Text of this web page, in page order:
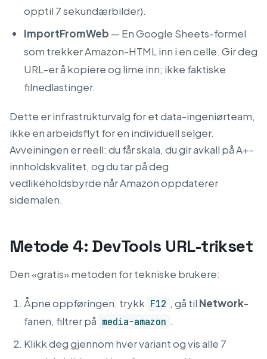
opptil 7 sekundærbilder).
ImportFromWeb — En Google Sheets-formel
som trekker Amazon-HTML inn i en celle. Gir deg
URL-er å kopiere og lime inn; ikke faktiske
filnedlastinger.
Dette er infrastrukturvalg for et data-ingeniørteam,
ikke en arbeidsflyt for en individuell selger.
Avveiningen er reell: du får skala, du gir avkall på A+-
innholdskvalitet, og du tar på deg
vedlikeholdsbyrde når Amazon oppdaterer
sidemalen.
Metode 4: DevTools URL-trikset
Den «gratis» metoden for tekniske brukere:
Åpne oppføringen, trykk F12 , gå til Network-
fanen, filtrer på media-amazon .
Klikk deg gjennom hver variant og vis alle 7